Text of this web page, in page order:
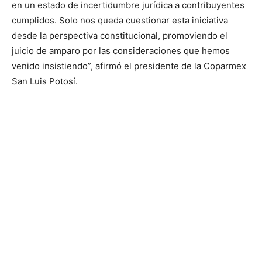
en un estado de incertidumbre jurídica a contribuyentes
cumplidos. Solo nos queda cuestionar esta iniciativa
desde la perspectiva constitucional, promoviendo el
juicio de amparo por las consideraciones que hemos
venido insistiendo”, afirmó el presidente de la Coparmex
San Luis Potosí.